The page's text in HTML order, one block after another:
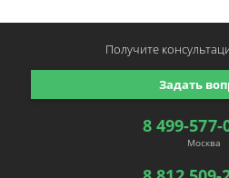
8 499-577-
Москва
Задать
Получите